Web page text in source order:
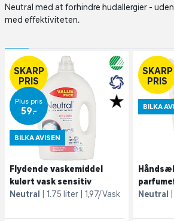
Neutral med at forhindre hudallergier -
med effektiviteten.
SKARP
PRIS
Plus pris
59,-
BILKA AVISEN
Flydende vaskemiddel
kulørt vask sensitiv
Neutral
1.75 liter 1,97/Vask
SKARP
PRIS
BILKA
Neutral